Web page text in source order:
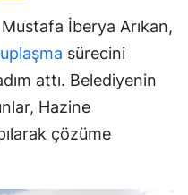
İberya Arıkan,
sürecini
attı. Belediyenin
Hazine
çözüme